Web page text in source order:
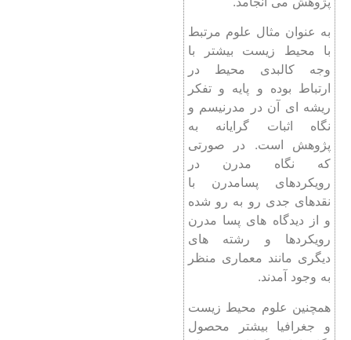
به عنوان مثال علوم مرتبط
با محیط زیست بیشتر با
وجه کالبدی محیط در
ارتباط بوده و پایه و تفکر
ریشه ای آن در مدرنیسم و
نگاه اثبات گرایانه به
پژوهش است. در صورتی
که نگاه مدرن در
رویکردهای پسامدرن با
نقدهای جدی رو به رو شده
و از دیدگاه های پسا مدرن
رویکردها و رشته های
دیگری مانند معماری منظر
به وجود آمدند.
همچنین علوم محیط زیست
و جغرافیا بیشتر محصول